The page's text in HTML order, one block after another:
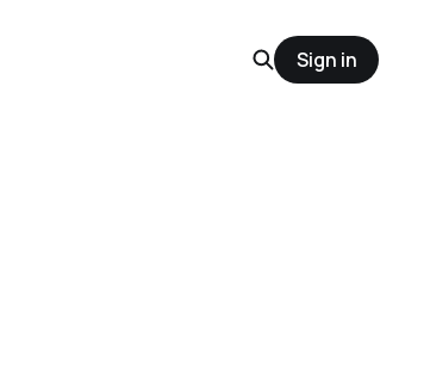
Sign in